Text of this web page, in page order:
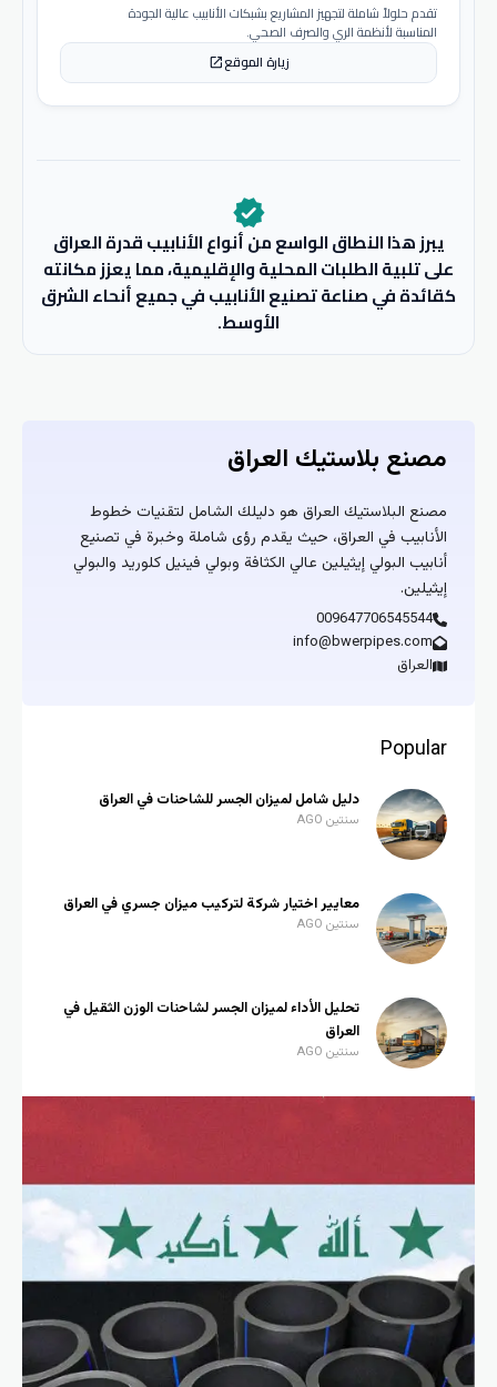
تقدم حلولاً شاملة لتجهيز المشاريع بشبكات الأنابيب عالية الجودة
المناسبة لأنظمة الري والصرف الصحي.
زيارة الموقعopen_in_new
verified
يبرز هذا النطاق الواسع من أنواع الأنابيب قدرة العراق
على تلبية الطلبات المحلية والإقليمية، مما يعزز مكانته
كقائدة في صناعة تصنيع الأنابيب في جميع أنحاء الشرق
الأوسط.
مصنع بلاستيك العراق
مصنع البلاستيك العراق هو دليلك الشامل لتقنيات خطوط
الأنابيب في العراق، حيث يقدم رؤى شاملة وخبرة في تصنيع
أنابيب البولي إيثيلين عالي الكثافة وبولي فينيل كلوريد والبولي
إيثيلين.
009647706545544
info@bwerpipes.com
العراق
Popular
دليل شامل لميزان الجسر للشاحنات في العراق
سنتين AGO
معايير اختيار شركة لتركيب ميزان جسري في العراق
سنتين AGO
تحليل الأداء لميزان الجسر لشاحنات الوزن الثقيل في
العراق
سنتين AGO